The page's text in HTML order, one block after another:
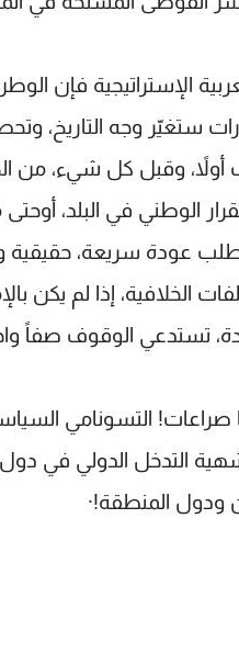
الإستراتيجية فإن
وجه التاريخ،
الوطني في البلد، أوحتى
عودة سريعة، حقيقية
الخلافية، إذا لم يكن
تستدعي الوقوف صفاً
صراعات! التسونامي
التدخل الدولي في
ودول المنطقة!·